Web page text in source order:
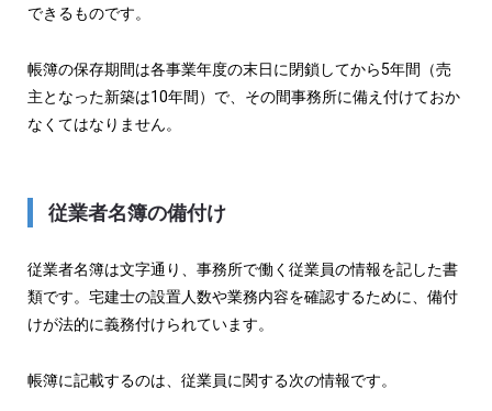
できるものです。
帳簿の保存期間は各事業年度の末日に閉鎖してから5年間（売
主となった新築は10年間）で、その間事務所に備え付けておか
なくてはなりません。
従業者名簿の備付け
従業者名簿は文字通り、事務所で働く従業員の情報を記した書
類です。宅建士の設置人数や業務内容を確認するために、備付
けが法的に義務付けられています。
帳簿に記載するのは、従業員に関する次の情報です。